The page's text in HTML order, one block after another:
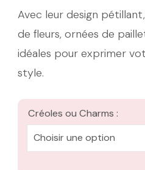
Avec leur design
de fleurs, ornées de
idéales pour exprimer
style.
Créoles ou Charms :